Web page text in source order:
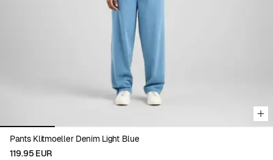
Pants Klitmoeller Denim Light Blue
119.95 EUR